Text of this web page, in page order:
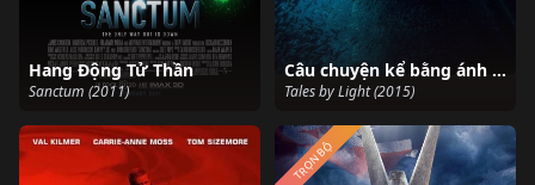
Hang Động Tử Thần
Sanctum (2011)
Câu chuyện kể bằng ánh sáng
Tales by Light (2015)
TRỌN BỘ